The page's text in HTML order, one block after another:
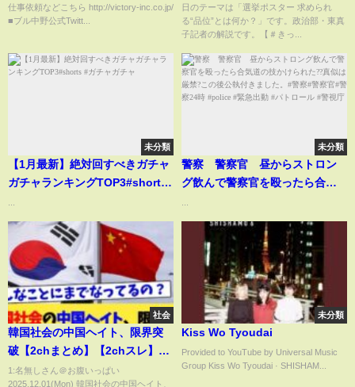
仕事依頼などこちら http://victory-inc.co.jp/
■ブル中野公式Twitt...
日のテーマは「選挙ポスター 求められ
る“品位”とは何か？」です。政治部・東真
子記者の解説です。【＃きっ...
未分類
【1月最新】絶対回すべきガチャ
ガチャランキングTOP3#shorts
未分類
警察 警察官 昼からストロン
グ飲んで警察官を殴ったら合気
この後公執付きました。#警察#
警察官#警察24時 #police #緊急
出動 #パトロール #警視庁
社会
韓国社会の中国ヘイト、限界突
破【2chまとめ】【2chスレ】
【5chスレ】
1:名無しさん＠お腹いっぱい
2025.12.01(Mon) 韓国社会の中国ヘイト、
未分類
Kiss Wo Tyoudai
Provided to YouTube by Universal Music
Group Kiss Wo Tyoudai · SHISHAM...